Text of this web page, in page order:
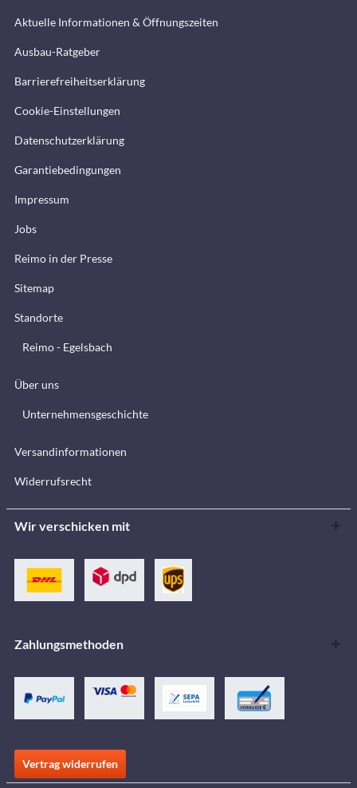
Aktuelle Informationen & Öffnungszeiten
Ausbau-Ratgeber
Barrierefreiheitserklärung
Cookie-Einstellungen
Datenschutzerklärung
Garantiebedingungen
Impressum
Jobs
Reimo in der Presse
Sitemap
Standorte
Reimo - Egelsbach
Über uns
Unternehmensgeschichte
Versandinformationen
Widerrufsrecht
Wir verschicken mit
Zahlungsmethoden
Vertrag widerrufen